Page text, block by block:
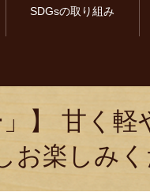
SDGsの取り組み
】 甘く軽
楽しみく